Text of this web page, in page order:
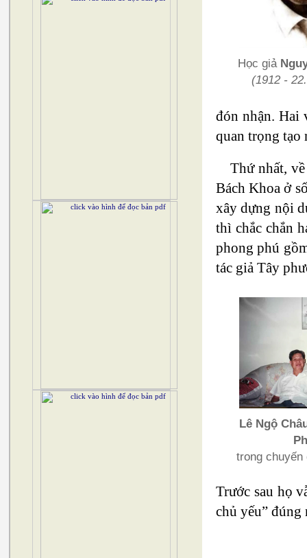
Học giả
(1912 -
đón nhận. Hai
quan trọng tạo
Thứ nhất,
Bách Khoa ở
xây dựng nội
thì chắc chắn
phong phú
tác giả Tây
Lê Ngộ
trong chuyến
Trước sau họ
chủ yếu” đúng